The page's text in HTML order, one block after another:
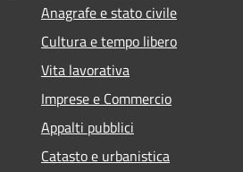
Anagrafe e stato civile
Cultura e tempo libero
Vita lavorativa
Imprese e Commercio
Appalti pubblici
Catasto e urbanistica